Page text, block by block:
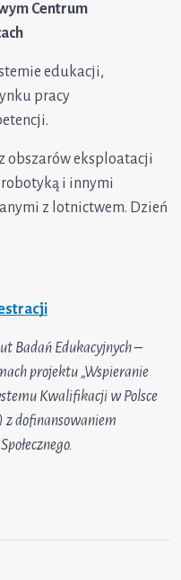
Centrum
edukacji,
pracy
obszarów eksploatacji
i innymi
z lotnictwem. Dzień
Badań Edukacyjnych –
projektu „Wspieranie
Kwalifikacji w Polsce
z dofinansowaniem